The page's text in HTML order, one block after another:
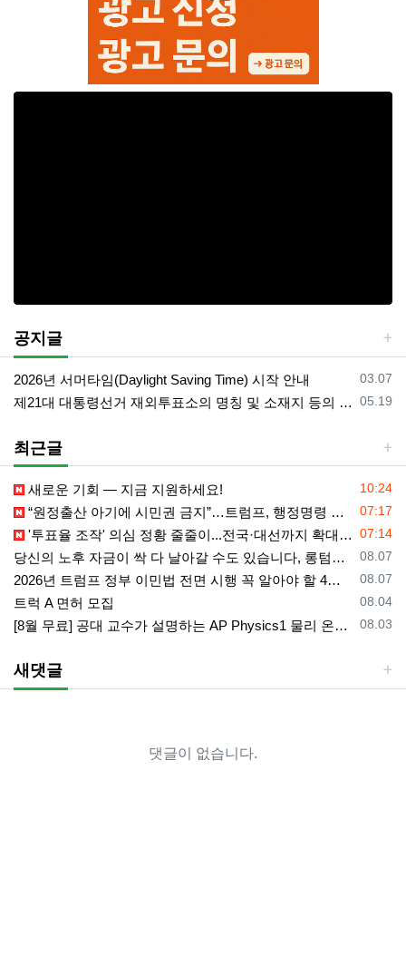
공지글
등록일
03.07
2026년 서머타임(Daylight Saving Time) 시작 안내
등록일
05.19
제21대 대통령선거 재외투표소의 명칭 및 소재지 등의 공고/올랜도 제외 투표소
최근글
등록일
10:24
새로운 기회 — 지금 지원하세요!
등록일
07:17
“원정출산 아기에 시민권 금지”…트럼프, 행정명령 서명
등록일
07:14
'투표율 조작' 의심 정황 줄줄이...전국·대선까지 확대되나
등록일
08.07
당신의 노후 자금이 싹 다 날아갈 수도 있습니다, 롱텀케어 준비 하기
등록일
08.07
2026년 트럼프 정부 이민법 전면 시행 꼭 알아야 할 4가지!!
등록일
08.04
트럭 A 면허 모집
등록일
08.03
[8월 무료] 공대 교수가 설명하는 AP Physics1 물리 온라인 강의
새댓글
댓글이 없습니다.